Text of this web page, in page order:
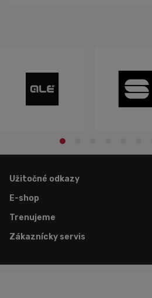
Užitočné odkazy
E-shop
Trenujeme
Zákaznícky servis